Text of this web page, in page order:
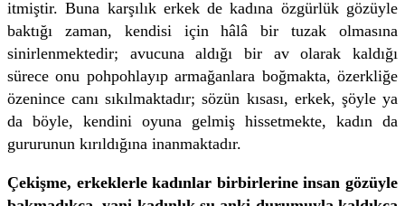
itmiştir. Buna karşılık erkek de kadına özgürlük gözüyle
baktığı zaman, kendisi için hâlâ bir tuzak olmasına
sinirlenmektedir; avucuna aldığı bir av olarak kaldığı
sürece onu pohpohlayıp armağanlara boğmakta, özerkliğe
özenince canı sıkılmaktadır; sözün kısası, erkek, şöyle ya
da böyle, kendini oyuna gelmiş hissetmekte, kadın da
gururunun kırıldığına inanmaktadır.
Çekişme, erkeklerle kadınlar birbirlerine insan gözüyle